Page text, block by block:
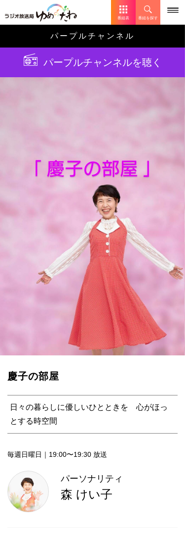
番組表 番組を探す
パープルチャンネル
パープルチャンネルを聴く
慶子の部屋
日々の暮らしに優しいひとときを 心がほっ
とする時空間
毎週日曜日｜19:00〜19:30 放送
パーソナリティ
森 けい子